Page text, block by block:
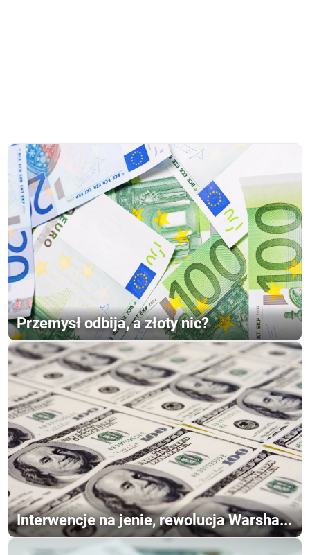
Przemysł odbija, a złoty nic?
Interwencje na jenie, rewolucja Warsha...